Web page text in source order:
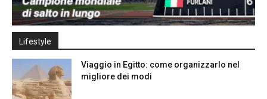
Lifestyle
Viaggio in Egitto: come organizzarlo nel
migliore dei modi